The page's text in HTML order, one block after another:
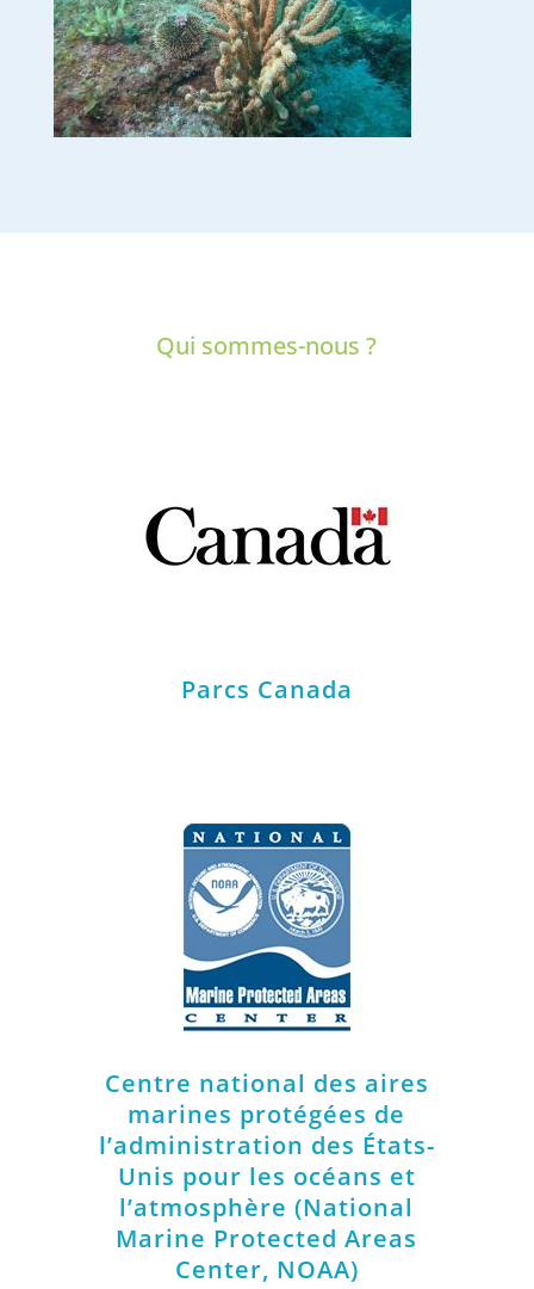
Qui sommes-nous ?
Parcs Canada
Centre national des aires
marines protégées de
l’administration des États-
Unis pour les océans et
l’atmosphère (National
Marine Protected Areas
Center, NOAA)